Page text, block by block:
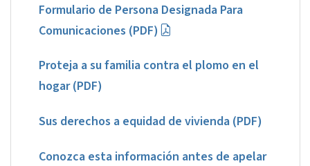
Formulario de Persona Designada Para
Comunicaciones (PDF)
Proteja a su familia contra el plomo en el
hogar (PDF)
Sus derechos a equidad de vivienda (PDF)
Conozca esta información antes de apelar